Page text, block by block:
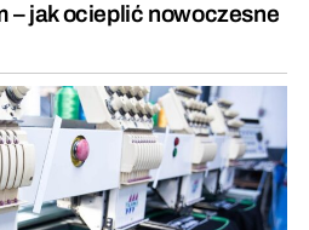
– jak ocieplić nowoczesne